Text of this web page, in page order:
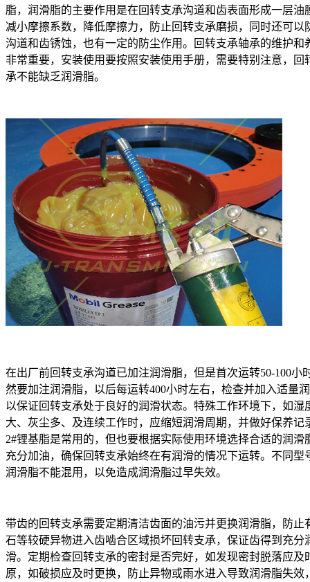
脂，润滑脂的主要作用是在回转支承沟道和齿表面形成一层油
减小摩擦系数，降低摩擦力，防止回转支承磨损，同时还可以
沟道和齿锈蚀，也有一定的防尘作用。回转支承轴承的维护和
非常重要，安装使用要按照安装使用手册，需要特别注意，回
承不能缺乏润滑脂。
在出厂前回转支承沟道已加注润滑脂，但是首次运转50-100小
然要加注润滑脂，以后每运转400小时左右，检查并加入适量
以保证回转支承处于良好的润滑状态。特殊工作环境下，如湿
大、灰尘多、及连续工作时，应缩短润滑周期，并做好保养记
2#锂基脂是常用的，但也要根据实际使用环境选择合适的润滑
充分加油，确保回转支承始终在有润滑的情况下运转。不同型
润滑脂不能混用，以免造成润滑脂过早失效。
带齿的回转支承需要定期清洁齿面的油污并更换润滑脂，防止
石等较硬异物进入齿啮合区域损坏回转支承，保证齿得到充分
滑。定期检查回转支承的密封是否完好，如发现密封脱落应及
原，如破损应及时更换，防止异物或雨水进入导致润滑脂失效